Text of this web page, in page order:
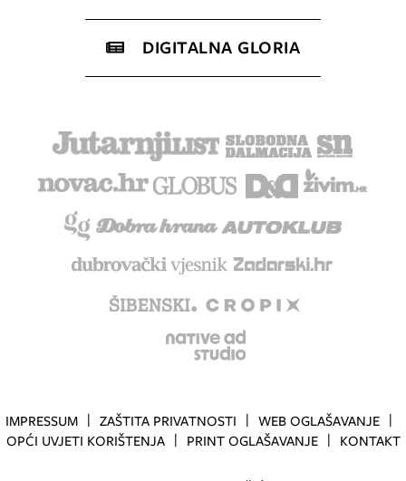
DIGITALNA GLORIA
IMPRESSUM ZAŠTITA PRIVATNOSTI
WEB OGLAŠAVANJE
OPĆI UVJETI KORIŠTENJA
PRINT OGLAŠAVANJE KONTAKT